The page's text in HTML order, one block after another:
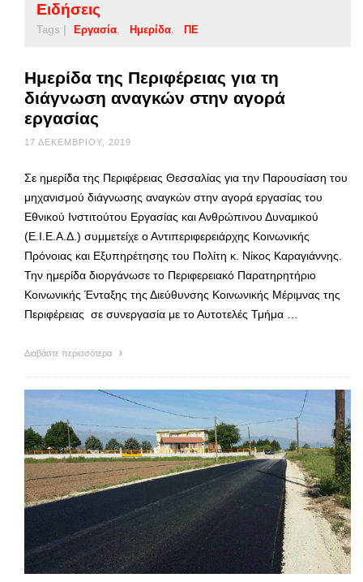
Ειδήσεις
Tags | Εργασία Ημερίδα ΠΕ
Ημερίδα της Περιφέρειας για τη
διάγνωση αναγκών στην αγορά
εργασίας
17 ΔΕΚΕΜΒΡΊΟΥ, 2019
Σε ημερίδα της Περιφέρειας Θεσσαλίας για την Παρουσίαση του
μηχανισμού διάγνωσης αναγκών στην αγορά εργασίας του
Εθνικού Ινστιτούτου Εργασίας και Ανθρώπινου Δυναμικού
(Ε.Ι.Ε.Α.Δ.) συμμετείχε ο Αντιπεριφερειάρχης Κοινωνικής
Πρόνοιας και Εξυπηρέτησης του Πολίτη κ. Νίκος Καραγιάννης.
Την ημερίδα διοργάνωσε το Περιφερειακό Παρατηρητήριο
Κοινωνικής Ένταξης της Διεύθυνσης Κοινωνικής Μέριμνας της
Περιφέρειας σε συνεργασία με το Αυτοτελές Τμήμα …
Διαβάστε περισσότερα